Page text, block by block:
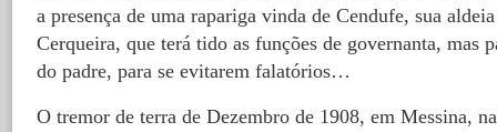
a presença de uma rapariga vinda de Cendufe, sua
Cerqueira, que terá tido as funções de governanta, mas
do padre, para se evitarem falatórios…
O tremor de terra de Dezembro de 1908, em Messina,